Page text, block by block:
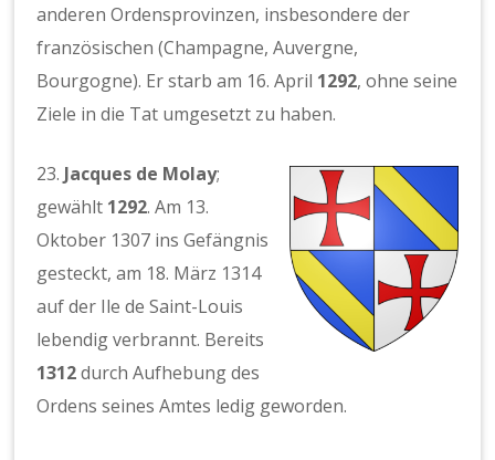
anderen Ordensprovinzen, insbesondere der
französischen (Champagne, Auvergne,
Bourgogne). Er starb am 16. April 1292, ohne seine
Ziele in die Tat umgesetzt zu haben.
23. Jacques de Molay;
gewählt 1292. Am 13.
Oktober 1307 ins Gefängnis
gesteckt, am 18. März 1314
auf der Ile de Saint-Louis
lebendig verbrannt. Bereits
1312durch Aufhebung des
Ordens seines Amtes ledig geworden.